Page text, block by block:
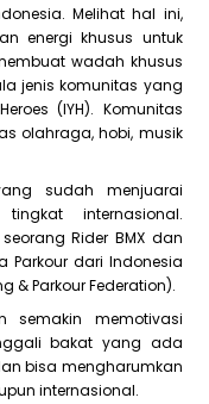
Melihat hal ini,
energi khusus untuk
wadah khusus
jenis komunitas yang
(IYH). Komunitas
olahraga, hobi, musik
sudah menjuarai
internasional.
Rider BMX dan
Parkour dari Indonesia
& Parkour Federation).
semakin memotivasi
bakat yang ada
bisa mengharumkan
internasional.